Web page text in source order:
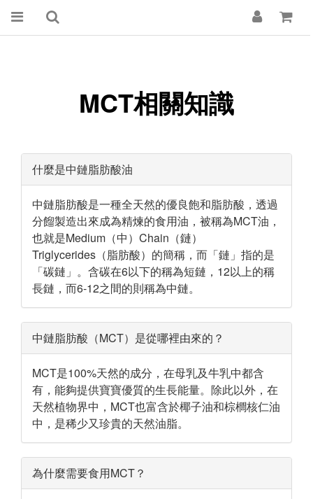
MCT相關知識
什麼是中鏈脂肪酸油
中鏈脂肪酸是一種全天然的優良飽和脂肪酸，透過
分餾製造出來成為精煉的食用油，被稱為MCT油，
也就是Medium（中）Chain（鏈）
Triglycerides（脂肪酸）的簡稱，而「鏈」指的是
「碳鏈」。含碳在6以下的稱為短鏈，12以上的稱
長鏈，而6-12之間的則稱為中鏈。
中鏈脂肪酸（MCT）是從哪裡由來的？
MCT是100%天然的成分，在母乳及牛乳中都含
有，能夠提供寶寶優質的生長能量。除此以外，在
天然植物界中，MCT也富含於椰子油和棕櫚核仁油
中，是稀少又珍貴的天然油脂。
為什麼需要食用MCT？